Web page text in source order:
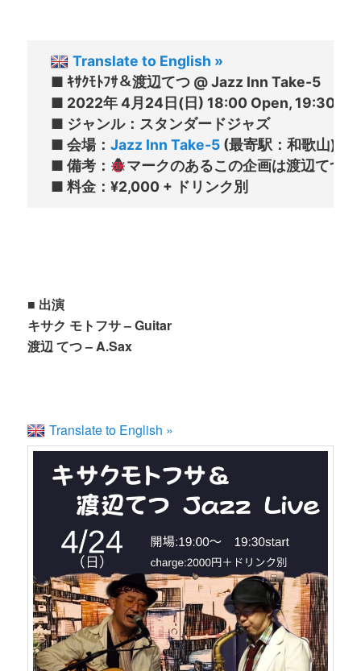
Translate to English »
■ ｷｻｸﾓﾄﾌｻ＆渡辺てつ @ Jazz Inn Take-5
■ 2022年 4月24日(日) 18:00 Open, 19:30〜
■ ジャンル：スタンダードジャズ
■ 会場： Jazz Inn Take-5 (最寄駅：和歌山) 南
■ 備考：
マークのあるこの企画は渡辺てつ
■ 出演
キサク モトフサ – Guitar
渡辺 てつ – A.Sax
Translate to English »